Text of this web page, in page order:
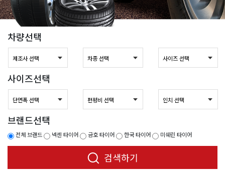
차량선택
사이즈선택
브랜드선택
전체 브랜드 넥센 타이어 금호 타이어 한국 타이어 미쉐린 타이어
검색하기